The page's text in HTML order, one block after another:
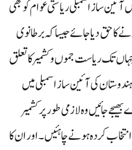
آئین ساز اسمبلی ریاستی عوام کو بھی
حق دیا جائے جیسا کہ برطانوی
تک ریاست جموں و کشمیر کا تعلق
کی آئین ساز اسمبلی میں
جائیں وہ لازمی طور پر کشمیر
کردہ ہونے چاہئیں۔ اور ان کا